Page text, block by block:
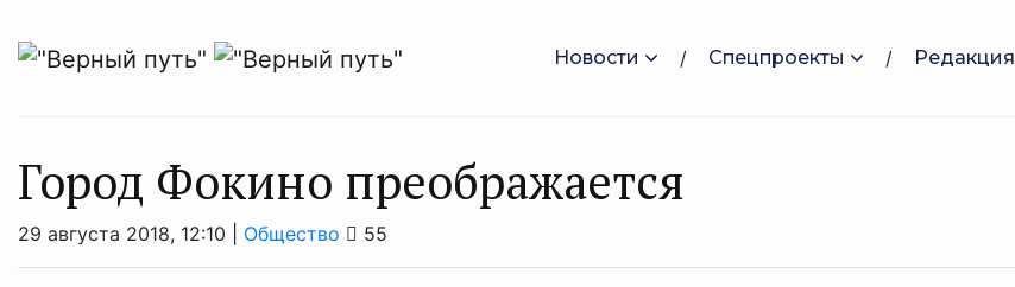
Новости Спецпроекты Редакция
Город Фокино преображается
29 августа 2018, 12:10 | Общество 55